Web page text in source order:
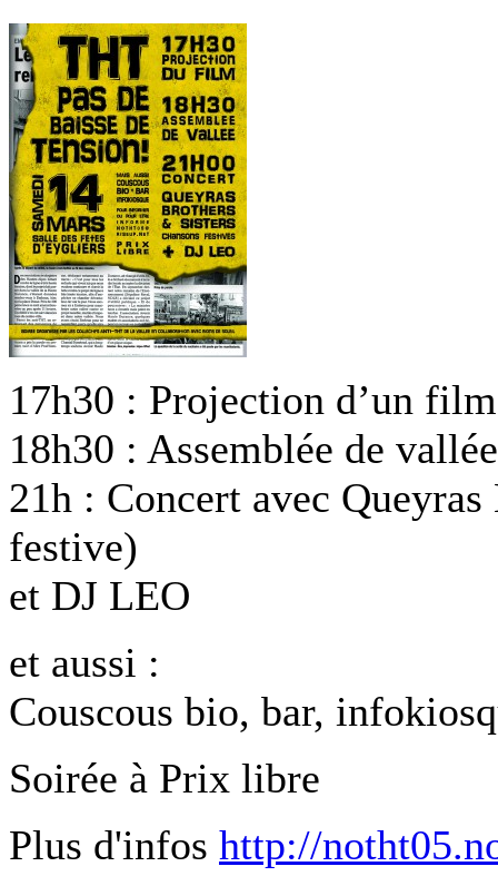
17h30 : Projection d’un film
18h30 : Assemblée de vallée
21h : Concert avec
festive)
et DJ LEO
et aussi :
Couscous bio, bar,
Soirée à Prix libre
Plus d'infos http://